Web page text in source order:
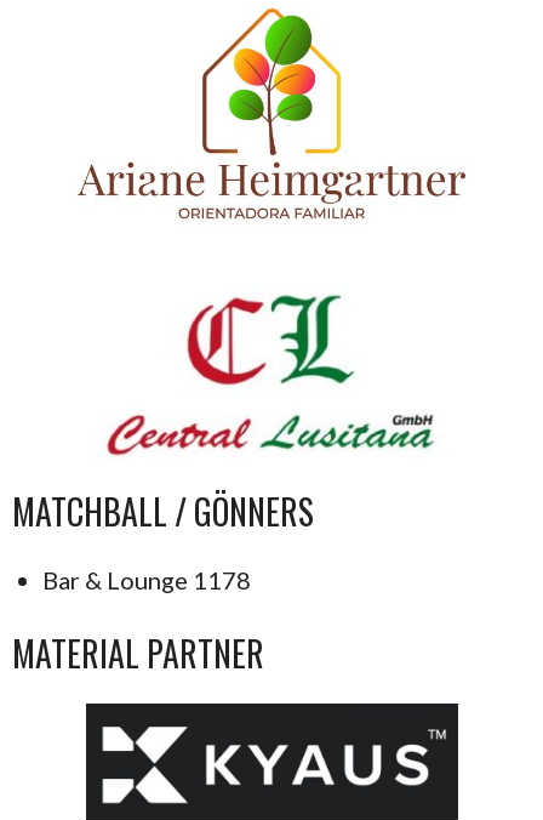
MATCHBALL / GÖNNERS
Bar & Lounge 1178
MATERIAL PARTNER